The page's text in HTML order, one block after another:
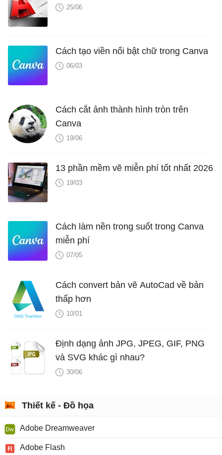
25/06
Cách tạo viền nổi bật chữ trong Canva
06/03
Cách cắt ảnh thành hình tròn trên
Canva
19/06
13 phần mềm vẽ miễn phí tốt nhất 2026
19/03
Cách làm nền trong suốt trong Canva
miễn phí
07/05
Cách convert bản vẽ AutoCad về bản
thấp hơn
10/01
Định dạng ảnh JPG, JPEG, GIF, PNG
và SVG khác gì nhau?
30/06
Thiết kế - Đồ họa
Adobe Dreamweaver
Adobe Flash